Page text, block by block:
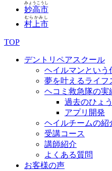
妙高市
みょうこうし
村上市
むらかみし
TOP
デントリペアスクール
ヘイルマンという
夢を叶えるライフ
ヘコミ救急隊の実
過去のひょ
アプリ開発
ヘイルチームの紹
受講コース
講師紹介
よくある質問
お客様の声